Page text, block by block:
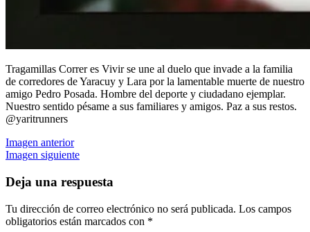
Tragamillas Correr es Vivir se une al duelo que invade a la familia
de corredores de Yaracuy y Lara por la lamentable muerte de nuestro
amigo Pedro Posada. Hombre del deporte y ciudadano ejemplar.
Nuestro sentido pésame a sus familiares y amigos. Paz a sus restos.
@yaritrunners
Imagen anterior
Imagen siguiente
Deja una respuesta
Tu dirección de correo electrónico no será publicada. Los campos
obligatorios están marcados con *